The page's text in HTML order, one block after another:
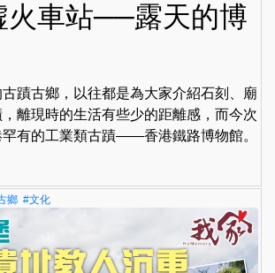
火車站──露天的博
蹟古鄉，以往都是為大家介紹石刻、廟
離現時的生活有些少的距離感，而今次
有的工業類古蹟——香港鐵路博物館。
鄉 #文化